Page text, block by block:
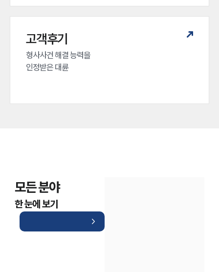
고객후기
형사사건 해결 능력을
인정받은 대륜
모든 분야
한 눈에 보기